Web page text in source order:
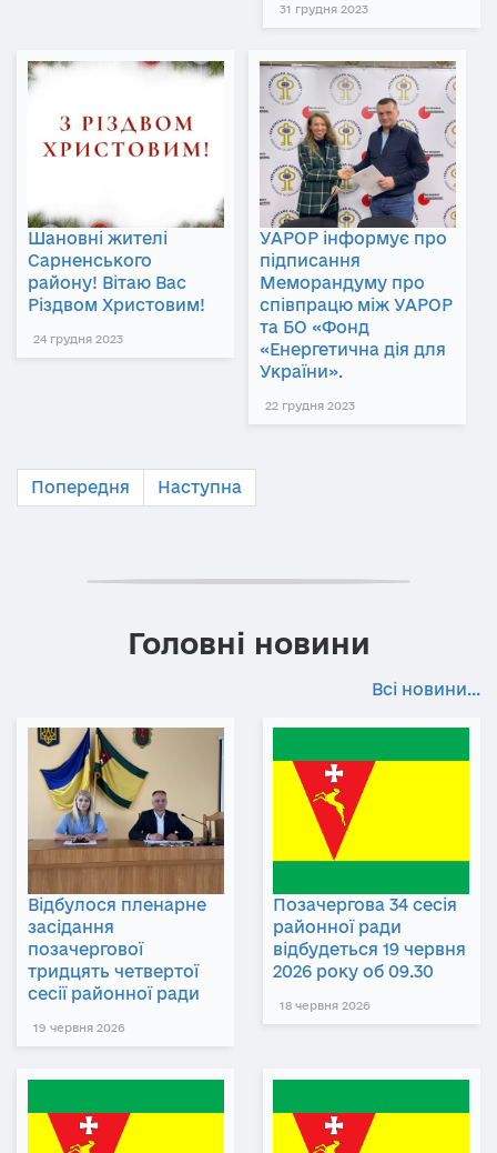
31 грудня 2023
Шановні жителі
Сарненського
району! Вітаю Вас
Різдвом Христовим!
24 грудня 2023
УАРОР інформує про
підписання
Меморандуму про
співпрацю між УАРОР
та БО «Фонд
«Енергетична дія для
України».
22 грудня 2023
Попередня Наступна
Головні новини
Всі новини...
Відбулося пленарне
засідання
позачергової
тридцять четвертої
сесії районної ради
19 червня 2026
Позачергова 34 сесія
районної ради
відбудеться 19 червня
2026 року об 09.30
18 червня 2026